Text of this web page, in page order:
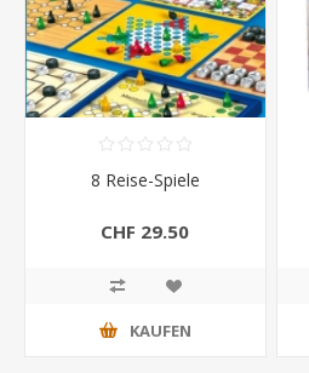
8 Reise-Spiele
CHF 29.50
KAUFEN